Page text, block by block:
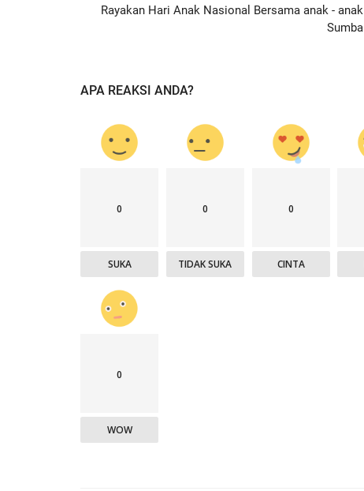
Rayakan Hari Anak Nasional Bersama anak - anak
Sumba
APA REAKSI ANDA?
0
SUKA
0
TIDAK SUKA
0
CINTA
0
WOW